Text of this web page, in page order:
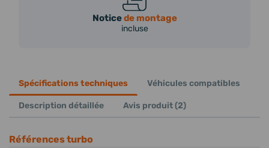
Noticede montage
incluse
Spécifications techniques Véhicules compatibles
Description détaillée Avis produit (2)
Références turbo